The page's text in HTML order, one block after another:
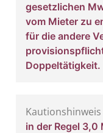
gesetzlichen
vom Mieter zu
für die andere
Doppeltätigkeit.
Kautionshinweis
in der Regel